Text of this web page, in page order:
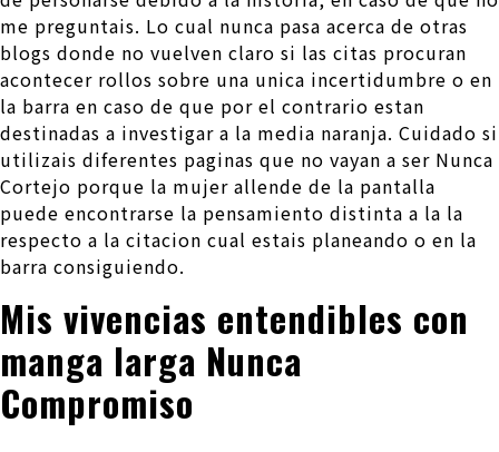
me preguntais. Lo cual nunca pasa acerca de otras
blogs donde no vuelven claro si las citas procuran
acontecer rollos sobre una unica incertidumbre o en
la barra en caso de que por el contrario estan
destinadas a investigar a la media naranja. Cuidado si
utilizais diferentes paginas que no vayan a ser Nunca
Cortejo porque la mujer allende de la pantalla
puede encontrarse la pensamiento distinta a la la
respecto a la citacion cual estais planeando o en la
barra consiguiendo.
Mis vivencias entendibles con
manga larga Nunca
Compromiso